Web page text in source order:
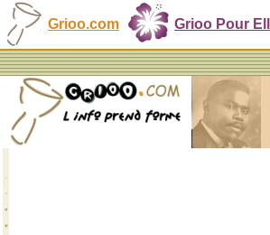
Grioo.com Grioo Pour